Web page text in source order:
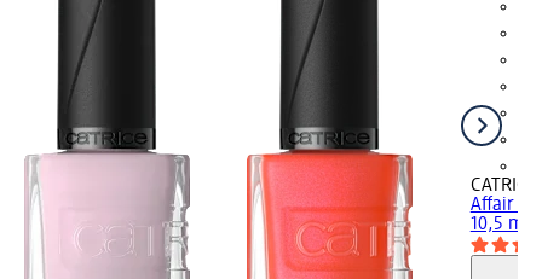
CATRICE
Affair
10,5 ml